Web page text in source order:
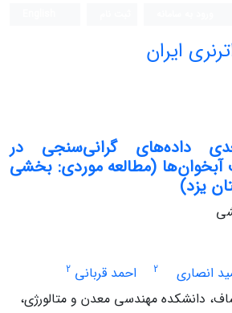
ایران
داده‌های گرانی‌سنجی در
(مطالعه موردی: بخشی
یزد)
انصاری 2 احمد قربانی 2
دانشکده مهندسی معدن و متالورژی،